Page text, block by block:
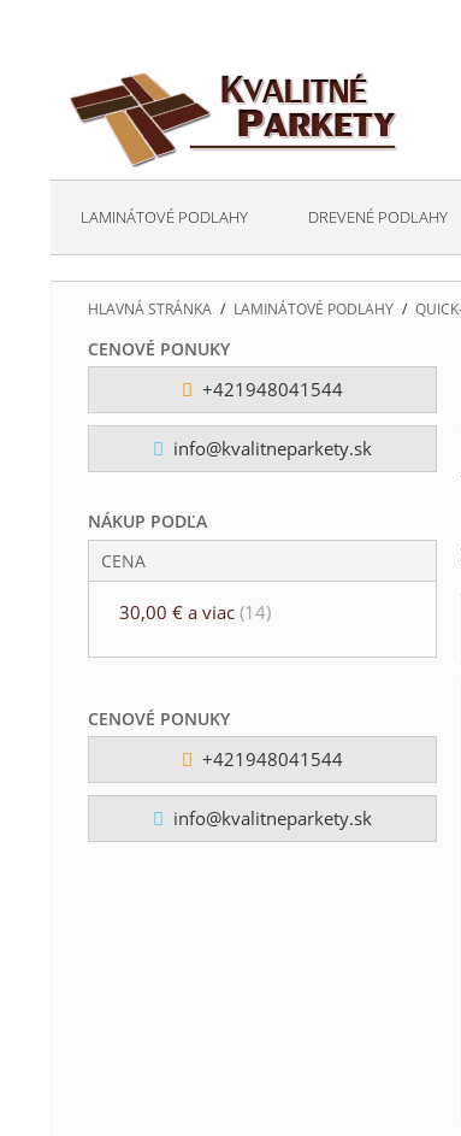
LAMINÁTOVÉ PODLAHY DREVENÉ PODLAHY
HLAVNÁ STRÁNKA / LAMINÁTOVÉ PODLAHY /
CENOVÉ PONUKY
+421948041544
info@kvalitneparkety.sk
NÁKUP PODĽA
CENA
30,00 € a viac (14)
CENOVÉ PONUKY
+421948041544
info@kvalitneparkety.sk